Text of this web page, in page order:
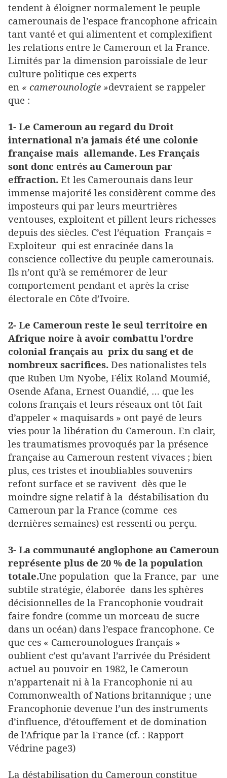
tendent à éloigner normalement le peuple
camerounais de l’espace francophone africain
tant vanté et qui alimentent et complexifient
les relations entre le Cameroun et la France.
Limités par la dimension paroissiale de leur
culture politique ces experts
en « camerounologie »devraient se rappeler
que :
1- Le Cameroun au regard du Droit
international n’a jamais été une colonie
française mais allemande. Les Français
sont donc entrés au Cameroun par
effraction. Et les Camerounais dans leur
immense majorité les considèrent comme des
imposteurs qui par leurs meurtrières
ventouses, exploitent et pillent leurs richesses
depuis des siècles. C’est l’équation Français =
Exploiteur qui est enracinée dans la
conscience collective du peuple camerounais.
Ils n’ont qu’à se remémorer de leur
comportement pendant et après la crise
électorale en Côte d’Ivoire.
2- Le Cameroun reste le seul territoire en
Afrique noire à avoir combattu l’ordre
colonial français au prix du sang et de
nombreux sacrifices. Des nationalistes tels
que Ruben Um Nyobe, Félix Roland Moumié,
Osende Afana, Ernest Ouandié, … que les
colons français et leurs réseaux ont tôt fait
d’appeler « maquisards » ont payé de leurs
vies pour la libération du Cameroun. En clair,
les traumatismes provoqués par la présence
française au Cameroun restent vivaces ; bien
plus, ces tristes et inoubliables souvenirs
refont surface et se ravivent dès que le
moindre signe relatif à la déstabilisation du
Cameroun par la France (comme ces
dernières semaines) est ressenti ou perçu.
3- La communauté anglophone au Cameroun
représente plus de 20 % de la population
totale.Une population que la France, par une
subtile stratégie, élaborée dans les sphères
décisionnelles de la Francophonie voudrait
faire fondre (comme un morceau de sucre
dans un océan) dans l’espace francophone. Ce
que ces « Camerounologues français »
oublient c’est qu’avant l’arrivée du Président
actuel au pouvoir en 1982, le Cameroun
n’appartenait ni à la Francophonie ni au
Commonwealth of Nations britannique ; une
Francophonie devenue l’un des instruments
d’influence, d’étouffement et de domination
de l’Afrique par la France (cf. : Rapport
Védrine page3)
La déstabilisation du Cameroun constitue